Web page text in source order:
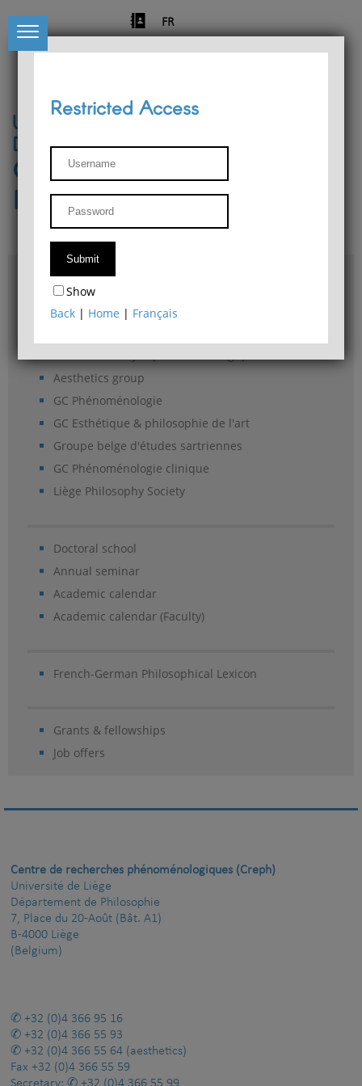
FR
University of Liège
Départment of Philosophy
Center for Phenomenological
Research
Access & maps
Philosophy Department Library
Aesthetics group
GC Phénoménologie
GC Esthétique & philosophie de l'art
Groupe belge d'études sartriennes
GC Phénoménologie clinique
Liège Philosophy Society
Doctoral school
Annual seminar
Academic calendar
Academic calendar (Faculty)
French-German Philosophical Lexicon
Grants & fellowships
Job offers
Restricted Access
Show
Back | Home | Français
Centre de recherches phénoménologiques (Creph)
Université de Liège
Département de Philosophie
7, Place du 20-Août (Bât. A1)
B-4000 Liège
(Belgium)
+32 (0)4 366 95 16
+32 (0)4 366 55 93
+32 (0)4 366 55 64 (aesthetics)
Fax +32 (0)4 366 55 59